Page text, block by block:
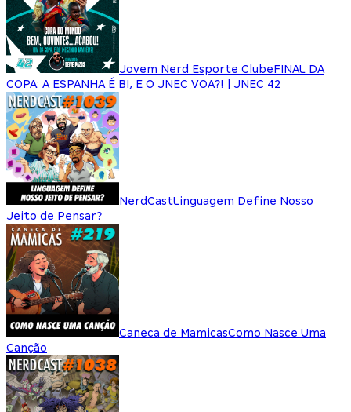
Jovem Nerd Esporte ClubeFINAL DA
COPA: A ESPANHA É BI, E O JNEC VOA?! | JNEC 42
NerdCastLinguagem Define Nosso
Jeito de Pensar?
Caneca de MamicasComo Nasce Uma
Canção